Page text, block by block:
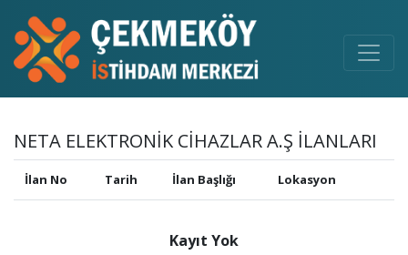
NETA ELEKTRONİK CİHAZLAR A.Ş İLANLARI
İlan No Tarih İlan Başlığı Lokasyon
Kayıt Yok